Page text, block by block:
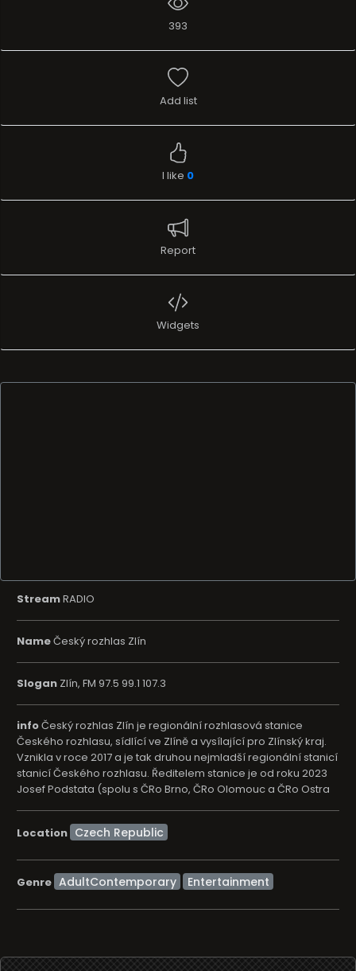
393
Add list
I like 0
Report
Widgets
StreamRADIO
NameČeský rozhlas Zlín
Slogan Zlín, FM 97.5 99.1 107.3
infoČeský rozhlas Zlín je regionální rozhlasová stanice
Českého rozhlasu, sídlící ve Zlíně a vysílající pro Zlínský kraj.
Vznikla v roce 2017 a je tak druhou nejmladší regionální stanicí
stanicí Českého rozhlasu. Ředitelem stanice je od roku 2023
Josef Podstata (spolu s ČRo Brno, ČRo Olomouc a ČRo Ostra
Location
Genre AdultContemporary Entertainment